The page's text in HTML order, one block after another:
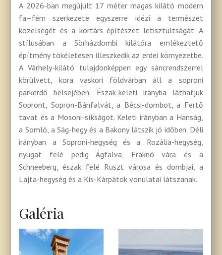
A 2026-ban megújult 17 méter magas kilátó modern
fa–fém szerkezete egyszerre idézi a természet
közelségét és a kortárs építészet letisztultságát. A
stílusában a Sörházdombi kilátóra emlékeztető
építmény tökéletesen illeszkedik az erdei környezetbe.
A Várhely-kilátó tulajdonképpen egy sáncrendszerrel
körülvett, kora vaskori földvárban áll a soproni
parkerdő belsejében. Észak-keleti irányba láthatjuk
Sopront, Sopron-Bánfalvát, a Bécsi-dombot, a Fertő
tavat és a Mosoni-síkságot. Keleti irányban a Hanság,
a Somló, a Ság-hegy és a Bakony látszik jó időben. Déli
irányban a Soproni-hegység és a Rozália-hegység,
nyugat felé pedig Ágfalva, Fraknó vára és a
Schneeberg, észak felé Ruszt városa és dombjai, a
Lajta-hegység és a Kis-Kárpátok vonulatai látszanak.
Galéria